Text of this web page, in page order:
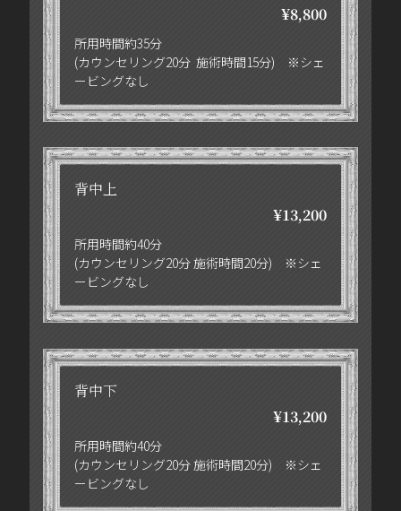
¥8,800
所用時間約35分
(カウンセリング20分 施術時間15分) ※シェ
ービングなし
背中上
¥13,200
所用時間約40分
(カウンセリング20分 施術時間20分) ※シェ
ービングなし
背中下
¥13,200
所用時間約40分
(カウンセリング20分 施術時間20分) ※シェ
ービングなし